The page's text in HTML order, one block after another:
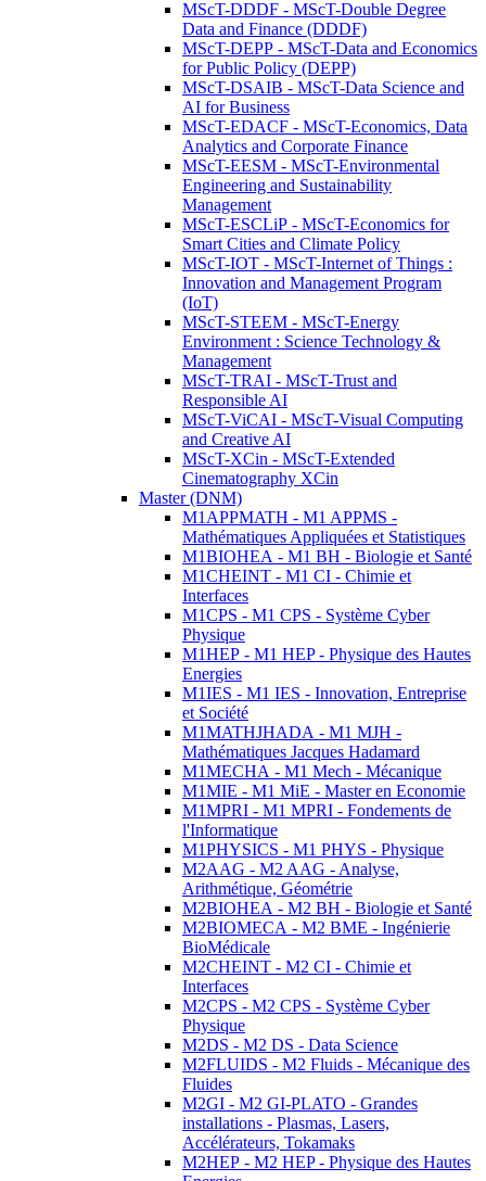
MScT-DDDF - MScT-Double Degree
Data and Finance (DDDF)
MScT-DEPP - MScT-Data and Economics
for Public Policy (DEPP)
MScT-DSAIB - MScT-Data Science and
AI for Business
MScT-EDACF - MScT-Economics, Data
Analytics and Corporate Finance
MScT-EESM - MScT-Environmental
Engineering and Sustainability
Management
MScT-ESCLiP - MScT-Economics for
Smart Cities and Climate Policy
MScT-IOT - MScT-Internet of Things :
Innovation and Management Program
(IoT)
MScT-STEEM - MScT-Energy
Environment : Science Technology &
Management
MScT-TRAI - MScT-Trust and
Responsible AI
MScT-ViCAI - MScT-Visual Computing
and Creative AI
MScT-XCin - MScT-Extended
Cinematography XCin
Master (DNM)
M1APPMATH - M1 APPMS -
Mathématiques Appliquées et Statistiques
M1BIOHEA - M1 BH - Biologie et Santé
M1CHEINT - M1 CI - Chimie et
Interfaces
M1CPS - M1 CPS - Système Cyber
Physique
M1HEP - M1 HEP - Physique des Hautes
Energies
M1IES - M1 IES - Innovation, Entreprise
et Société
M1MATHJHADA - M1 MJH -
Mathématiques Jacques Hadamard
M1MECHA - M1 Mech - Mécanique
M1MIE - M1 MiE - Master en Economie
M1MPRI - M1 MPRI - Fondements de
l'Informatique
M1PHYSICS - M1 PHYS - Physique
M2AAG - M2 AAG - Analyse,
Arithmétique, Géométrie
M2BIOHEA - M2 BH - Biologie et Santé
M2BIOMECA - M2 BME - Ingénierie
BioMédicale
M2CHEINT - M2 CI - Chimie et
Interfaces
M2CPS - M2 CPS - Système Cyber
Physique
M2DS - M2 DS - Data Science
M2FLUIDS - M2 Fluids - Mécanique des
Fluides
M2GI - M2 GI-PLATO - Grandes
installations - Plasmas, Lasers,
Accélérateurs, Tokamaks
M2HEP - M2 HEP - Physique des Hautes